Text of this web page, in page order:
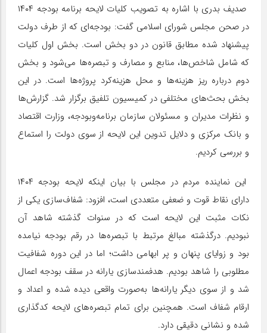
صدیف بدری با اشاره به تصویب کلیات لایحه برنامه بودجه ۱۴۰۴
در صحن مجلس شورای اسلامی گفت: بودجه‌ای که از طرف دولت
پیشنهاد شده مطابق قانون در دو بخش است. بخش اول کلیات
که شامل شاخص‌ها، منابع و مصارف و تبصره‌ها می‌شود و بخش
دوم درباره ریز هزینه‌ها و محل هزینه‌کرد پروژه‌ها است. در این
بخش بحث‌های مختلفی در کمیسیون تلفیق برگزار شد. گزارش‌ها
و نظرات مدیران و مسئولان سازمان برنامه‌وبودجه، وزارت اقتصاد
و بانک مرکزی و دلایل تدوین این لایحه از سوی دولت را استماع
و بررسی کردیم.
این نماینده مردم در مجلس با بیان اینکه لایحه بودجه ۱۴۰۴
دارای نقاط قوت و ضعفی متعددی است، افزود: شفاف‌سازی یکی از
نکات مثبت این لایحه است که در سنوات گذشته شاهد آن
نبودیم. درگذشته مبالغ مرتبط با تبصره‌ها در رقم بودجه نیامده
بود و زوایای پنهان و پر ابهامی داشت؛ اما در این دوره شفافیت
مطلوبی را شاهد بودیم. هدفمندسازی یارانه در سقف بودجه اعمال
شد و از سوی دیگر یارانه‌ها به‌صورت واقعی دیده شده و اعداد و
ارقام شفاف است. همچنین برای تمام تبصره‌های لایحه کدگذاری
شده و نشانی دقیقی دارد.